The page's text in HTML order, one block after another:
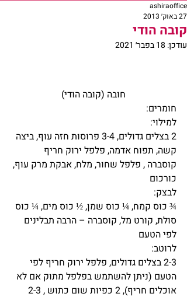
קובה הודי
ashiraoffice
27 באוק׳ 2013
עודכן: 18 בפבר׳ 2021
חובה (קובה הודי)
חומרים:
למילוי:
2 בצלים גדולים, 3-4 פרוסות חזה עוף, ביצה
קשה, תפוח אדמה, פלפל ירוק חריף
קוסברה , פלפל שחור, מלח, אבקת מרק עוף,
כורכום
לבצק:
¾ כוס קמח, ¼ כוס שמן, ½ כוס מים, ¼ כוס
סולת, קורט מל, קוסברה – הרבה תבלינים
לפי הטעם
לרוטב:
2-3 בצלים גדולים, פלפל ירוק חריף לפי
הטעם (ניתן להשתמש בפלפל מתוק אם לא